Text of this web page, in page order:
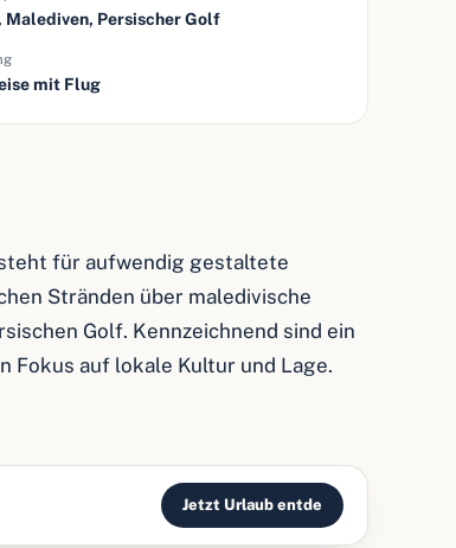
Malediven, Persischer Golf
mit Flug
für aufwendig gestaltete
Stränden über maledivische
Golf. Kennzeichnend sind ein
Fokus auf lokale Kultur und Lage.
Jetzt Urlaub entde